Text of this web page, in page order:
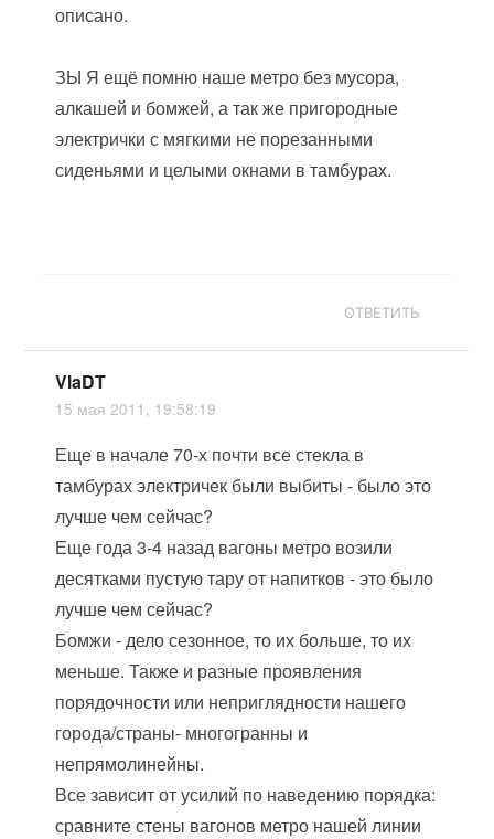
описано.
ЗЫ Я ещё помню наше метро без мусора,
алкашей и бомжей, а так же пригородные
электрички с мягкими не порезанными
сиденьями и целыми окнами в тамбурах.
ОТВЕТИТЬ
VlaDT
15 мая 2011, 19:58:19
Еще в начале 70-х почти все стекла в
тамбурах электричек были выбиты - было это
лучше чем сейчас?
Еще года 3-4 назад вагоны метро возили
десятками пустую тару от напитков - это было
лучше чем сейчас?
Бомжи - дело сезонное, то их больше, то их
меньше. Также и разные проявления
порядочности или неприглядности нашего
города/страны- многогранны и
непрямолинейны.
Все зависит от усилий по наведению порядка:
сравните стены вагонов метро нашей линии